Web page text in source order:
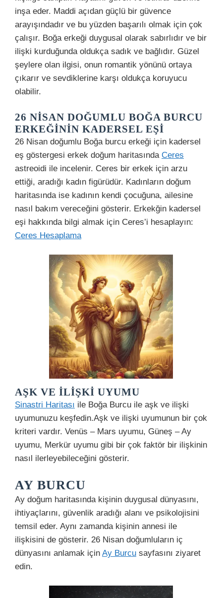
inşa eder. Maddi açıdan güçlü bir güvence
arayışındadır ve bu yüzden başarılı olmak için çok
çalışır. Boğa erkeği duygusal olarak sabırlıdır ve bir
ilişki kurduğunda oldukça sadık ve bağlıdır. Güzel
şeylere olan ilgisi, onun romantik yönünü ortaya
çıkarır ve sevdiklerine karşı oldukça koruyucu
olabilir.
26 NISAN DOĞUMLU BOĞA BURCU
ERKEĞININ KADERSEL EŞI
26 Nisan doğumlu Boğa burcu erkeği için kadersel
eş göstergesi erkek doğum haritasında Ceres
astreoidi ile incelenir. Ceres bir erkek için arzu
ettiği, aradığı kadın figürüdür. Kadınların doğum
haritasında ise kadının kendi çocuğuna, ailesine
nasıl bakım vereceğini gösterir. Erkekğin kadersel
eşi hakkında bilgi almak için Ceres’i hesaplayın:
Ceres Hesaplama
AŞK VE İLIŞKI UYUMU
Sinastri Haritası ile Boğa Burcu ile aşk ve ilişki
uyumunuzu keşfedin.Aşk ve ilişki uyumunun bir çok
kriteri vardır. Venüs – Mars uyumu, Güneş – Ay
uyumu, Merkür uyumu gibi bir çok faktör bir ilişkinin
nasıl ilerleyebileceğini gösterir.
AY BURCU
Ay doğum haritasında kişinin duygusal dünyasını,
ihtiyaçlarını, güvenlik aradığı alanı ve psikolojisini
temsil eder. Aynı zamanda kişinin annesi ile
ilişkisini de gösterir. 26 Nisan doğumluların iç
dünyasını anlamak için Ay Burcu sayfasını ziyaret
edin.